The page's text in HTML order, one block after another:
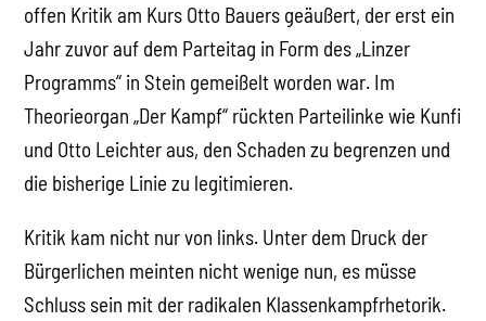
offen Kritik am Kurs Otto Bauers geäußert, der erst ein
Jahr zuvor auf dem Parteitag in Form des „Linzer
Programms“ in Stein gemeißelt worden war. Im
Theorieorgan „Der Kampf“ rückten Parteilinke wie Kunfi
und Otto Leichter aus, den Schaden zu begrenzen und
die bisherige Linie zu legitimieren.
Kritik kam nicht nur von links. Unter dem Druck der
Bürgerlichen meinten nicht wenige nun, es müsse
Schluss sein mit der radikalen Klassenkampfrhetorik.